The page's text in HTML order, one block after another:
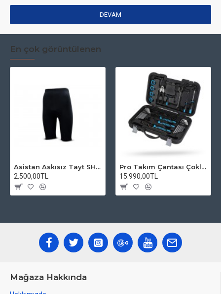
DEVAM
En çok görüntülenen
Asistan Askısız Tayt SH20 Pedli Siyah
2.500,00TL
Pro Takım Çantası Çoklu Tamir Seti
15.990,00TL
Mağaza Hakkında